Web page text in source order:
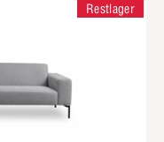
Restlager